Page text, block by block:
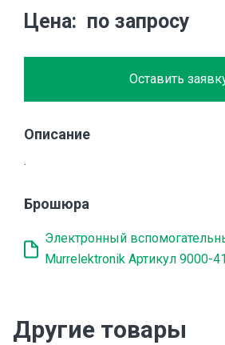
Цена по запросу
Оставить
Описание
.
Брошюра
Электронный
Murrelektronik Артикул 9000-
Другие товары